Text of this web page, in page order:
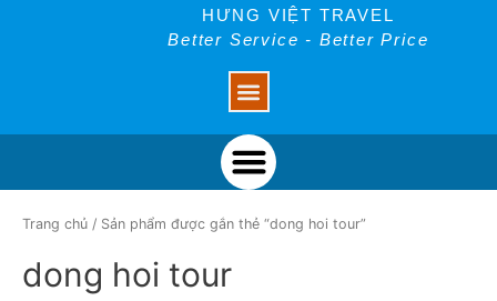
HƯNG VIỆT TRAVEL
Better Service - Better Price
Menu
Trang chủ / Sản phẩm được gắn thẻ “dong hoi tour”
dong hoi tour